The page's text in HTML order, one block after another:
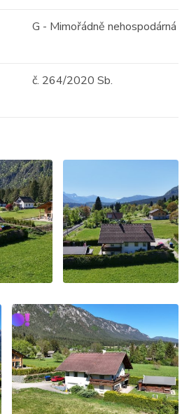
G - Mimořádně nehospodárná
č. 264/2020 Sb.